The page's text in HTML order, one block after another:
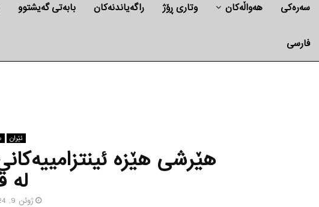
سەرەکی هه‌واڵه‌کان وتاری ڕۆژ راگه‌یاندنه‌كان بابه‌تی گه‌یشتوو
فارسی
ئێران
هێرشی هێزه‌
له‌
ژوئن 9, 2024